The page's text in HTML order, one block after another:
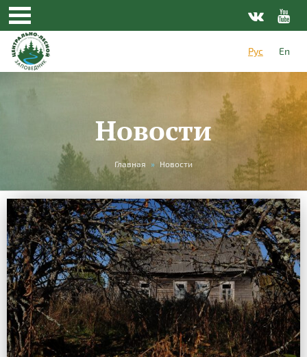
Рус En
Новости
здесь
Главная » Новости